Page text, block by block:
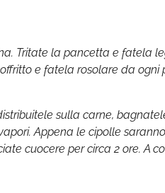
Tritate la pancetta e fatela
e fatela rosolare da ogni
sulla carne,
Appena le cipolle
cuocere per circa 2 ore. A